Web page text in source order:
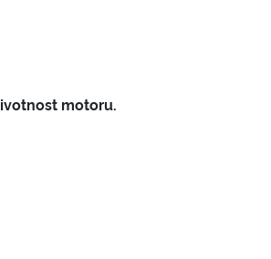
motoru.